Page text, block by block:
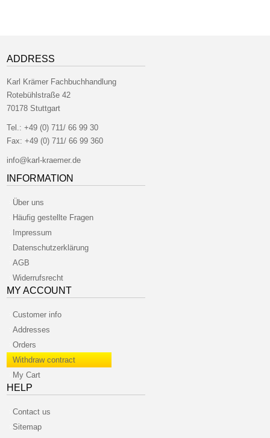
ADDRESS
Karl Krämer Fachbuchhandlung
Rotebühlstraße 42
70178 Stuttgart
Tel.:+49 (0) 711/ 66 99 30
Fax: +49 (0) 711/ 66 99 360
info@karl-kraemer.de
INFORMATION
Über uns
Häufig gestellte Fragen
Impressum
Datenschutzerklärung
AGB
Widerrufsrecht
MY ACCOUNT
Customer info
Addresses
Orders
Withdraw contract
My Cart
HELP
Contact us
Sitemap